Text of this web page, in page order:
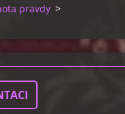
pravdy >